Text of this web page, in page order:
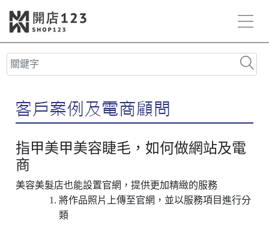
指甲美甲美容睫毛，如何做網站及電
商
美容美髮店也能設置官網，提供更加精緻的服務
將作品照片上傳至官網，並以服務項目進行分
類